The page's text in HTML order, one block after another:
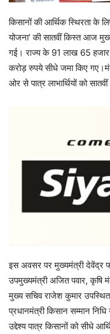
किसानों की आर्थिक स्थिरता के
योजना’ की सातवीं किस्त आज
गई। राज्य के 91 लाख 65
करोड़ रुपये सीधे जमा किए
ओर से पात्र लाभार्थियों को
इस अवसर पर मुख्यमंत्री देवेंद्र
उपमुख्यमंत्री अजित पवार, कृषि
मुख्य सचिव राजेश कुमार
प्रधानमंत्री किसान सम्मान
उद्देश्य पात्र किसानों को सीधे